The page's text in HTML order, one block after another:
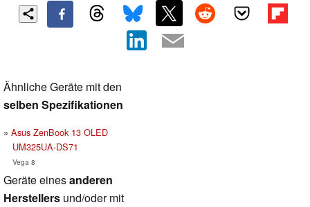
Ähnliche Geräte mit den
selben Spezifikationen
Asus ZenBook 13 OLED
UM325UA-DS71
Vega 8
Geräte einesanderen
Herstellers und/oder mit